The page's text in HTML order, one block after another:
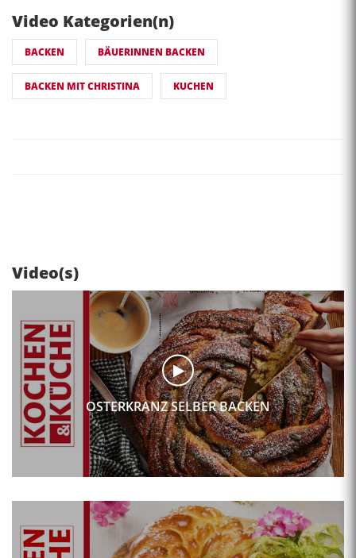
Video Kategorien(n)
BACKEN BÄUERINNEN BACKEN
BACKEN MIT CHRISTINA KUCHEN
Video(s)
OSTERKRANZ SELBER BACKEN